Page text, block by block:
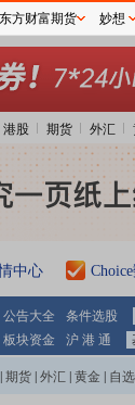
港股 期货 外汇
中心
公告大全 条件选股
板块资金 沪 港 通
期货 外汇 黄金 自
东方财富期货 妙想